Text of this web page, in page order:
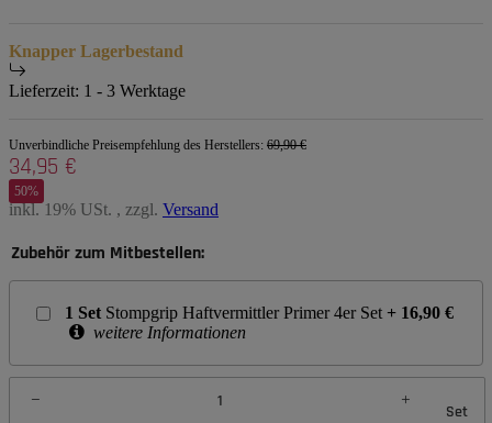
Knapper Lagerbestand
Lieferzeit: 1 - 3 Werktage
Unverbindliche Preisempfehlung des Herstellers: 69,90 €
34,95 €
50%
inkl. 19% USt. , zzgl. Versand
Zubehör zum Mitbestellen:
1 Set Stompgrip Haftvermittler Primer 4er Set + 16,90 €
weitere Informationen
Set